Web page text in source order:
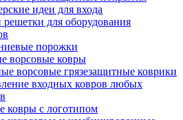
идеи для входа
для оборудования
порожки
ворсовые ковры
ворсовые грязезащитные коврики
входных ковров любых
ковры с логотипом